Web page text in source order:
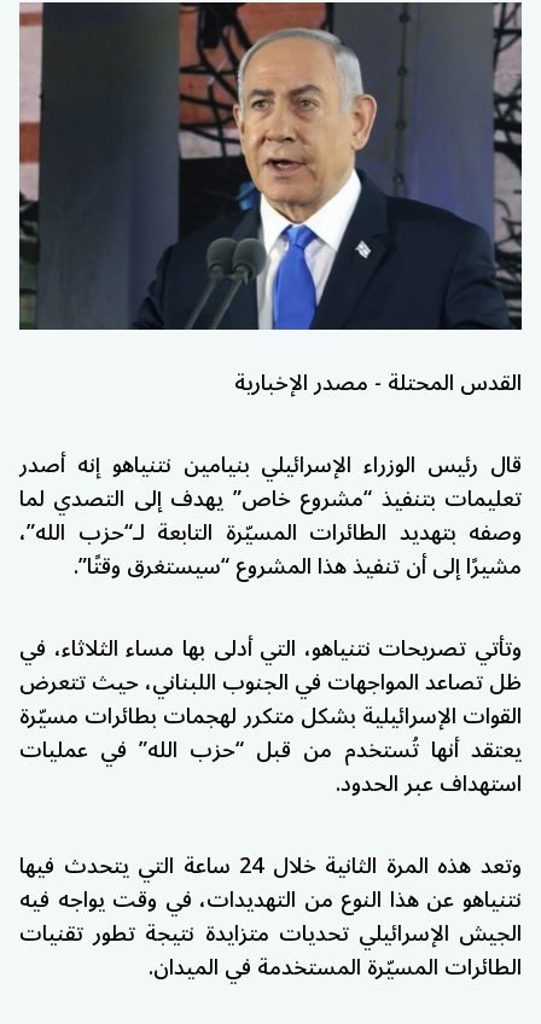
القدس المحتلة - مصدر الإخبارية
قال رئيس الوزراء الإسرائيلي بنيامين نتنياهو إنه أصدر
تعليمات بتنفيذ “مشروع خاص” يهدف إلى التصدي لما
وصفه بتهديد الطائرات المسيّرة التابعة لـ“حزب الله”،
مشيرًا إلى أن تنفيذ هذا المشروع “سيستغرق وقتًا”.
وتأتي تصريحات نتنياهو، التي أدلى بها مساء الثلاثاء، في
ظل تصاعد المواجهات في الجنوب اللبناني، حيث تتعرض
القوات الإسرائيلية بشكل متكرر لهجمات بطائرات مسيّرة
يعتقد أنها تُستخدم من قبل “حزب الله” في عمليات
استهداف عبر الحدود.
وتعد هذه المرة الثانية خلال 24 ساعة التي يتحدث فيها
نتنياهو عن هذا النوع من التهديدات، في وقت يواجه فيه
الجيش الإسرائيلي تحديات متزايدة نتيجة تطور تقنيات
الطائرات المسيّرة المستخدمة في الميدان.